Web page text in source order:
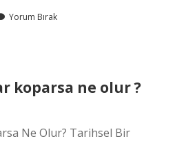
Yorum Bırak
koparsa ne olur ?
Ne Olur? Tarihsel Bir